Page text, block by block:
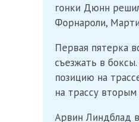
гонки Дюнн
Форнароли,
Первая пятерка
съезжать в
позицию на
на трассу
Арвин Линдблад